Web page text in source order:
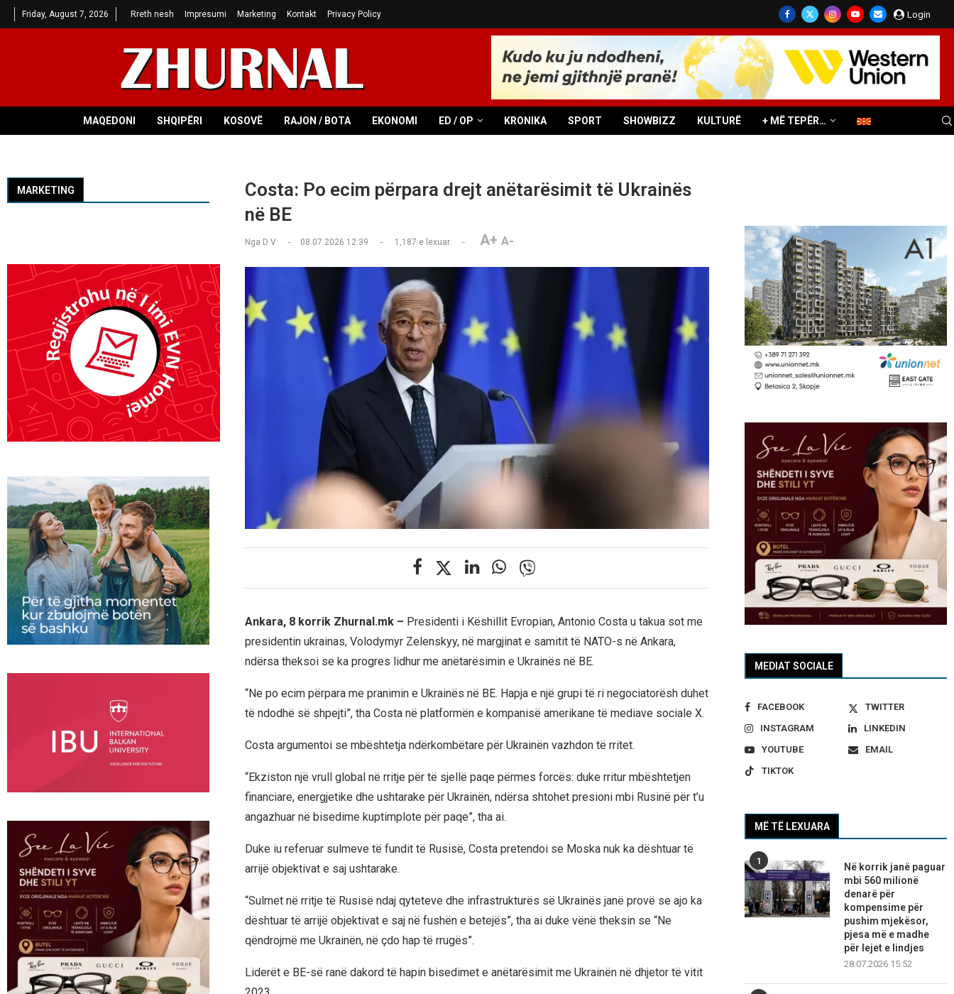
Friday, August 7, 2026 Rreth nesh Impresumi Marketing Kontakt Privacy Policy Login
MAQEDONI SHQIPËRI KOSOVË RAJON / BOTA EKONOMI ED / OP KRONIKA SPORT SHOWBIZZ KULTURË + MË TEPËR…
Costa: Po ecim përpara drejt anëtarësimit të Ukrainës
në BE
Nga D V 08.07.2026 12:39 1,187 e lexuar A+ A-
Ankara, 8 korrik Zhurnal.mk – Presidenti i Këshillit Evropian, Antonio Costa u takua sot me
presidentin ukrainas, Volodymyr Zelenskyy, në margjinat e samitit të NATO-s në Ankara,
ndërsa theksoi se ka progres lidhur me anëtarësimin e Ukrainës në BE.
“Ne po ecim përpara me pranimin e Ukrainës në BE. Hapja e një grupi të ri negociatorësh duhet
të ndodhë së shpejti”, tha Costa në platformën e kompanisë amerikane të mediave sociale X.
Costa argumentoi se mbështetja ndërkombëtare për Ukrainën vazhdon të rritet.
“Ekziston një vrull global në rritje për të sjellë paqe përmes forcës: duke rritur mbështetjen
financiare, energjetike dhe ushtarake për Ukrainën, ndërsa shtohet presioni mbi Rusinë për t’u
angazhuar në bisedime kuptimplote për paqe”, tha ai.
Duke iu referuar sulmeve të fundit të Rusisë, Costa pretendoi se Moska nuk ka dështuar të
arrijë objektivat e saj ushtarake.
“Sulmet në rritje të Rusisë ndaj qyteteve dhe infrastrukturës së Ukrainës janë provë se ajo ka
dështuar të arrijë objektivat e saj në fushën e betejës”, tha ai duke vënë theksin se “Ne
qëndrojmë me Ukrainën, në çdo hap të rrugës”.
Liderët e BE-së ranë dakord të hapin bisedimet e anëtarësimit me Ukrainën në dhjetor të vitit
MEDIAT SOCIALE
FACEBOOK
TWITTER
INSTAGRAM
LINKEDIN
YOUTUBE
EMAIL
TIKTOK
MË TË LEXUARA
1
Në korrik janë paguar
mbi 560 milionë
denarë për
kompensime për
pushim mjekësor,
pjesa më e madhe
për lejet e lindjes
28.07.2026 15:52
MARKETING